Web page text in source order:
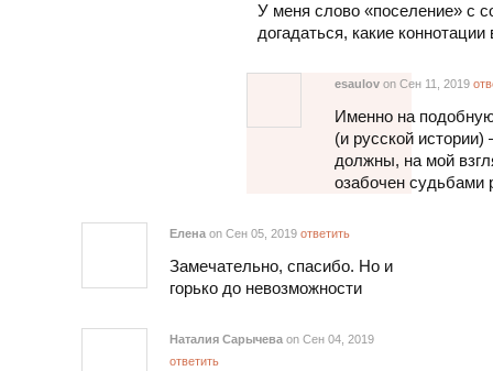
У меня слово «поселение» с
догадаться, какие
esaulov on Сен 11, 2019
Именно на
(и русской
должны, на мой
озабочен судьбами
Елена on Сен 05, 2019 ответить
Замечательно, спасибо. Но и
горько до невозможности
Наталия Сарычева on Сен 04, 2019
ответить